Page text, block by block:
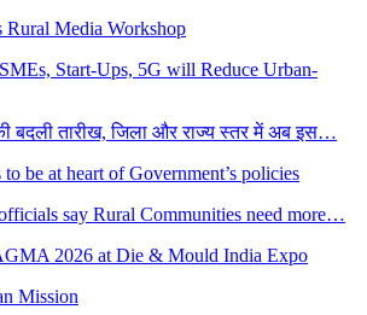
Rural Media Workshop
Start-Ups, 5G will Reduce Urban-
बदली तारीख, जिला और राज्य स्तर में अब इस…
be at heart of Government’s policies
say Rural Communities need more…
2026 at Die & Mould India Expo
Mission